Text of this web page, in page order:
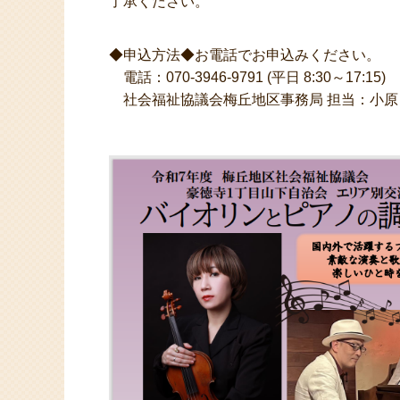
◆申込方法◆お電話でお申込みください。
電話：070-3946-9791 (平日 8:30～17:15)
社会福祉協議会梅丘地区事務局 担当：小